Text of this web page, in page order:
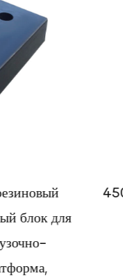
450*250*100 мм
твердый
тяжелого